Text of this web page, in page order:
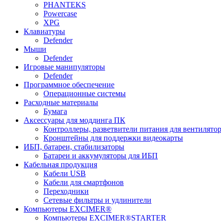
PHANTEKS
Powercase
XPG
Клавиатуры
Defender
Мыши
Defender
Игровые манипуляторы
Defender
Программное обеспечение
Операционные системы
Расходные материалы
Бумага
Аксессуары для моддинга ПК
Контроллеры, разветвители питания для
Кронштейны для поддержки видеокарты
ИБП, батареи, стабилизаторы
Батареи и аккумуляторы для ИБП
Кабельная продукция
Кабели USB
Кабели для смартфонов
Переходники
Сетевые фильтры и удлинители
Компьютеры EXCIMER®
Компьютеры EXCIMER®STARTER